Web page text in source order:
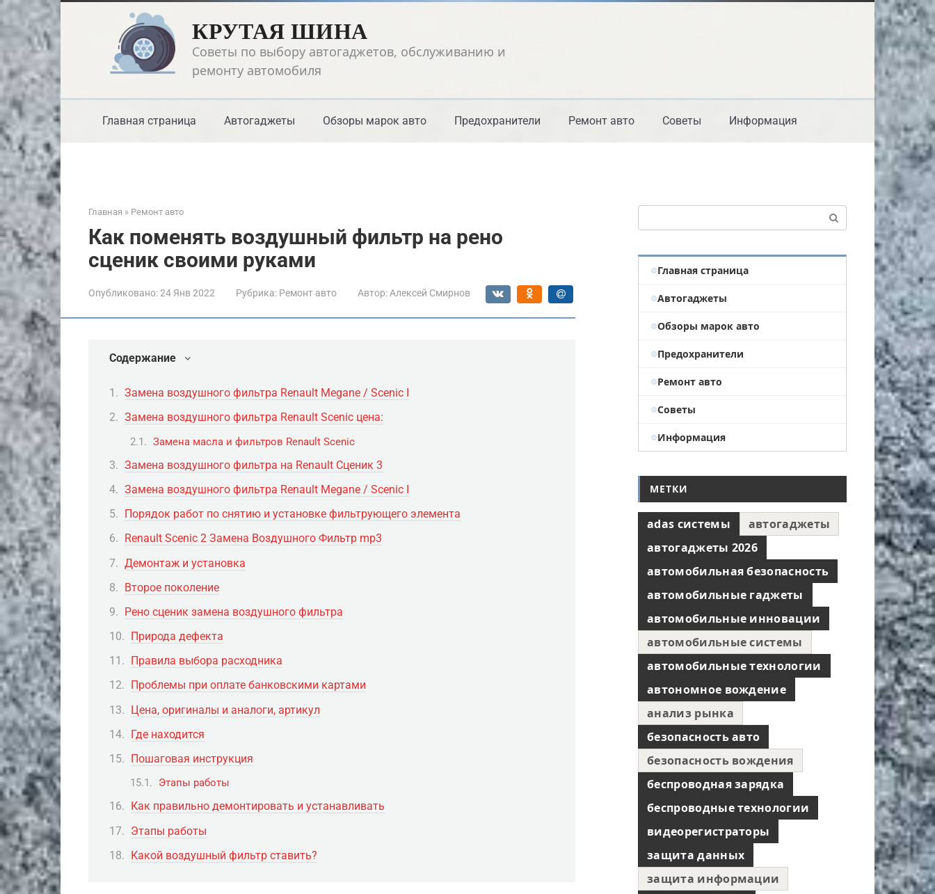
Перейти
к
контенту
КРУТАЯ ШИНА
Советы по выбору автогаджетов, обслуживанию и
ремонту автомобиля
Главная страница Автогаджеты Обзоры марок авто Предохранители Ремонт авто Советы Информация
Главная » Ремонт авто
Как поменять воздушный фильтр на рено
сценик своими руками
Опубликовано:24 Янв 2022 Рубрика: Ремонт авто Автор: Алексей Смирнов
Содержание
Замена воздушного фильтра Renault Megane / Scenic I
Замена воздушного фильтра Renault Scenic цена:
Замена масла и фильтров Renault Scenic
Замена воздушного фильтра на Renault Сценик 3
Замена воздушного фильтра Renault Megane / Scenic I
Порядок работ по снятию и установке фильтрующего элемента
Renault Scenic 2 Замена Воздушного Фильтр mp3
Демонтаж и установка
Второе поколение
Рено сценик замена воздушного фильтра
Природа дефекта
Правила выбора расходника
Проблемы при оплате банковскими картами
Цена, оригиналы и аналоги, артикул
Где находится
Пошаговая инструкция
Этапы работы
Как правильно демонтировать и устанавливать
Этапы работы
Какой воздушный фильтр ставить?
Главная страница
Автогаджеты
Обзоры марок авто
Предохранители
Ремонт авто
Советы
Информация
МЕТКИ
adas системы
автогаджеты
автогаджеты 2026
автомобильная безопасность
автомобильные гаджеты
автомобильные инновации
автомобильные системы
автомобильные технологии
автономное вождение
анализ рынка
безопасность авто
безопасность вождения
беспроводная зарядка
беспроводные технологии
видеорегистраторы
защита данных
защита информации